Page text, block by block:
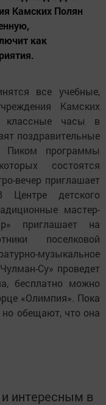
Камских Полян
как
все учебные,
Камских
классные часы в
поздравительные
Пиком программы
состоятся
вечер приглашает
детского
мастер-
приглашает на
поселковой
музыкальное
Су» проведет
бесплатно можно
«Олимпия». Пока
но обещают, что она
интересным в